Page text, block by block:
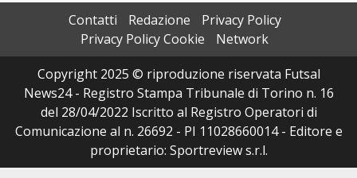
Contatti Redazione
Privacy Policy
Privacy Policy Cookie
Network
Copyright 2025 © riproduzione riservata Futsal
News24 - Registro Stampa Tribunale di Torino n. 16
del 28/04/2022 Iscritto al Registro Operatori di
Comunicazione al n. 26692 - PI 11028660014 - Editore e
proprietario: Sportreview s.r.l.